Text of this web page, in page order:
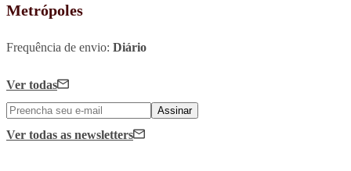
Metrópoles
Frequência de envio: Diário
Ver todas
Assinar
Ver todas as newsletters